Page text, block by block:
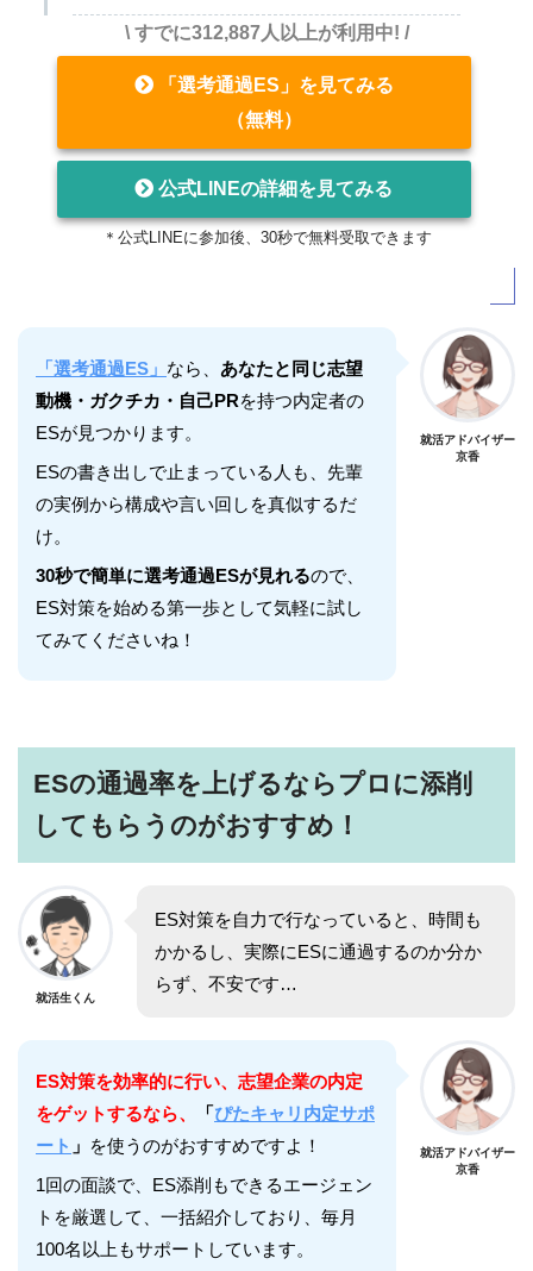
\ すでに312,887人以上が利用中! /
「選考通過ES」を見てみる
（無料）
公式LINEの詳細を見てみる
＊公式LINEに参加後、30秒で無料受取できます
「選考通過ES」 なら、 あなたと同じ志望
動機・ガクチカ・自己PRを持つ内定者の
ESが見つかります。
ESの書き出しで止まっている人も、先輩
の実例から構成や言い回しを真似するだ
け。
30秒で簡単に選考通過ESが見れるので、
ES対策を始める第一歩として気軽に試し
てみてくださいね！
就活アドバイザー
京香
ESの通過率を上げるならプロに添削
してもらうのがおすすめ！
就活生くん
ES対策を自力で行なっていると、時間も
かかるし、実際にESに通過するのか分か
らず、不安です…
ES対策を効率的に行い、志望企業の内定
をゲットするなら、
「ぴたキャリ内定サポ
ート 」 を使うのがおすすめですよ！
1回の面談で、ES添削もできるエージェン
トを厳選して、一括紹介しており、毎月
100名以上もサポートしています。
就活アドバイザー
京香